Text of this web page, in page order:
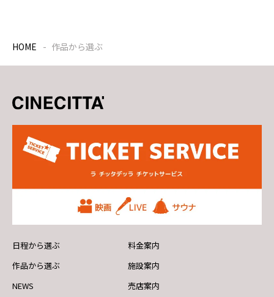
HOME 作品から選ぶ
日程から選ぶ
作品から選ぶ
NEWS
料金案内
施設案内
売店案内